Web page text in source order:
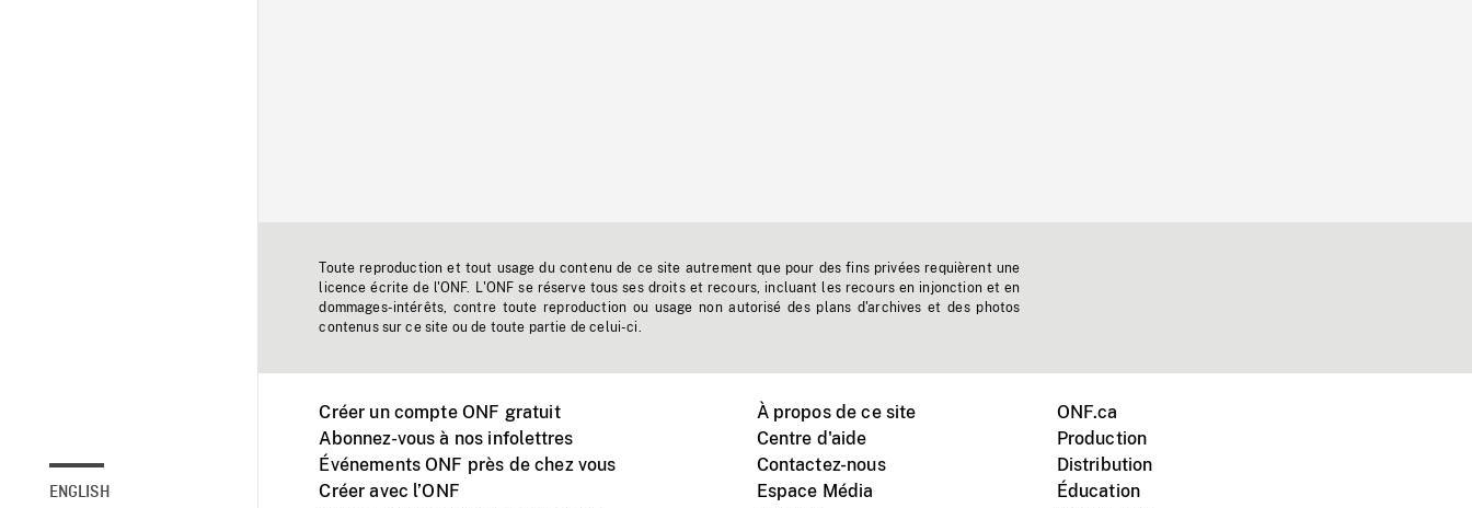
ENGLISH
Toute reproduction et tout usage du contenu de ce site autrement que pour des fins privées requièrent une
licence écrite de l'ONF. L'ONF se réserve tous ses droits et recours, incluant les recours en injonction et en
dommages-intérêts, contre toute reproduction ou usage non autorisé des plans d'archives et des photos
contenus sur ce site ou de toute partie de celui-ci.
Créer un compte ONF gratuit
Abonnez-vous à nos infolettres
Événements ONF près de chez vous
Créer avec l’ONF
À propos de ce site
Centre d'aide
Contactez-nous
Espace Média
ONF.ca
Production
Distribution
Éducation